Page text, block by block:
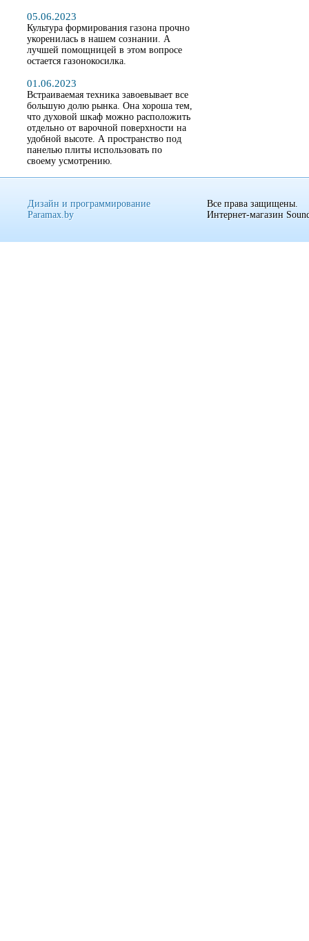
05.06.2023
Культура формирования газона прочно
укоренилась в нашем сознании. А
лучшей помощницей в этом вопросе
остается газонокосилка.
01.06.2023
Встраиваемая техника завоевывает все
большую долю рынка. Она хороша тем,
что духовой шкаф можно расположить
отдельно от варочной поверхности на
удобной высоте. А пространство под
панелью плиты использовать по
своему усмотрению.
Дизайн и программирование
Paramax.by
Все права защищены.
Интернет-магазин